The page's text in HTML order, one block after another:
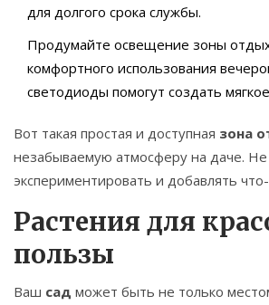
для долгого срока службы.
Продумайте освещение зоны
комфортного использования
светодиоды помогут создать
Вот такая простая и доступная зона
незабываемую атмосферу на даче. Не
экспериментировать и добавлять
Растения для
пользы
Ваш сад может быть не только